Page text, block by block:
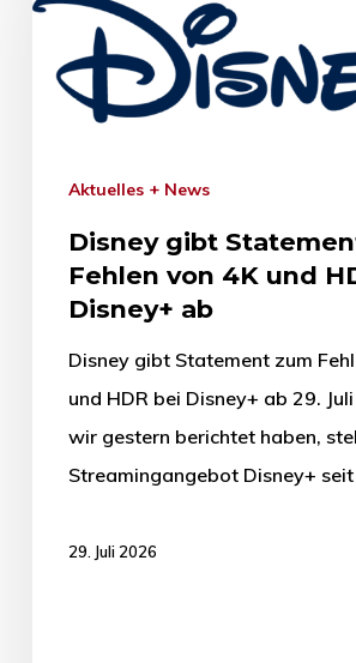
Aktuelles + News
Disney gibt
Fehlen von 4K und
Disney+ ab
Disney gibt Statement zum
und HDR bei Disney+ ab 29.
wir gestern berichtet haben,
Streamingangebot Disney+
29. Juli 2026